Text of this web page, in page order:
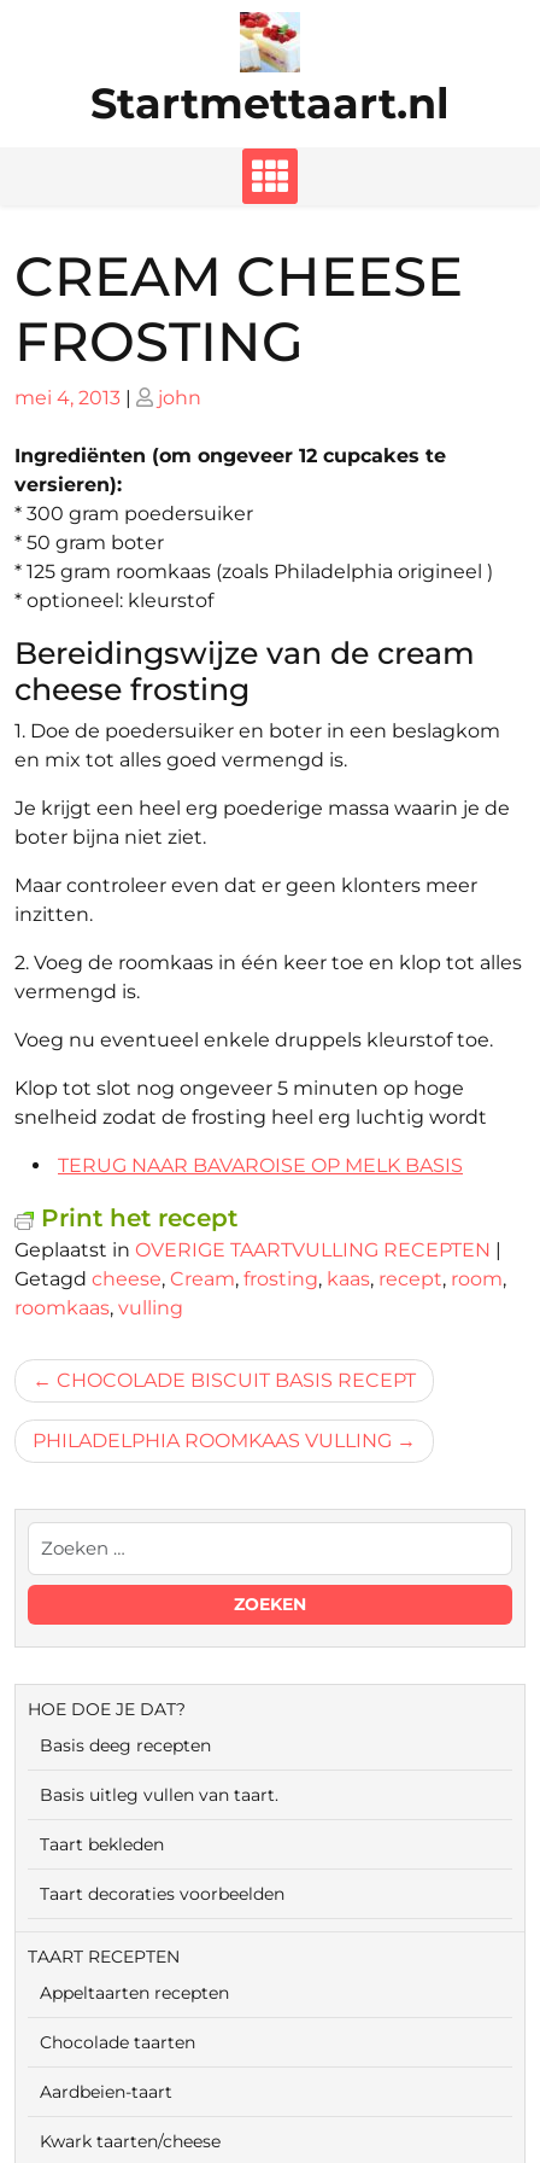
Startmettaart.nl
CREAM CHEESE
FROSTING
Geplaatst
mei 4, 2013 | Geplaatst
john
Ingrediënten (om ongeveer 12 cupcakes te
versieren):
* 300 gram poedersuiker
* 50 gram boter
* 125 gram roomkaas (zoals Philadelphia origineel )
* optioneel: kleurstof
Bereidingswijze van de cream
cheese frosting
1. Doe de poedersuiker en boter in een beslagkom
en mix tot alles goed vermengd is.
Je krijgt een heel erg poederige massa waarin je de
boter bijna niet ziet.
Maar controleer even dat er geen klonters meer
inzitten.
2. Voeg de roomkaas in één keer toe en klop tot alles
vermengd is.
Voeg nu eventueel enkele druppels kleurstof toe.
Klop tot slot nog ongeveer 5 minuten op hoge
snelheid zodat de frosting heel erg luchtig wordt
TERUG NAAR BAVAROISE OP MELK BASIS
Print het recept
Geplaatst in OVERIGE TAARTVULLING RECEPTEN |
Getagd cheese, Cream, frosting, kaas, recept, room,
roomkaas, vulling
Bericht
navigatie
CHOCOLADE BISCUIT BASIS RECEPT
PHILADELPHIA ROOMKAAS VULLING
HOE DOE JE DAT?
Basis deeg recepten
Basis uitleg vullen van taart.
Taart bekleden
Taart decoraties voorbeelden
TAART RECEPTEN
Appeltaarten recepten
Chocolade taarten
Aardbeien-taart
Kwark taarten/cheese